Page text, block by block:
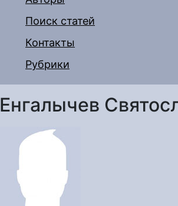
Поиск статей
Контакты
Рубрики
Енгалычев